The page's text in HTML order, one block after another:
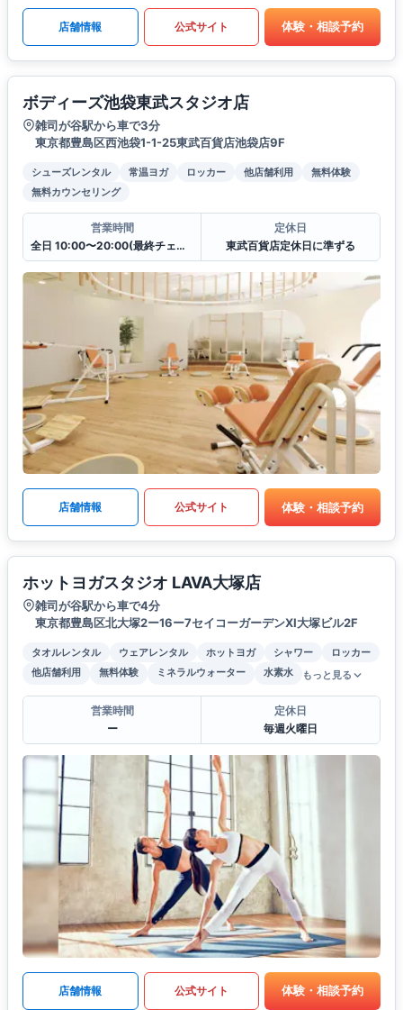
店舗情報 公式サイト 体験・相談予約
ボディーズ池袋東武スタジオ店
雑司が谷駅から車で3分
東京都豊島区西池袋1-1-25東武百貨店池袋店9F
シューズレンタル 常温ヨガ ロッカー 他店舗利用
無料体験
無料カウンセリング
営業時間
全日 10:00〜20:00(最終チェックイン19:30)
定休日
東武百貨店定休日に準ずる
店舗情報 公式サイト 体験・相談予約
ホットヨガスタジオ LAVA大塚店
雑司が谷駅から車で4分
東京都豊島区北大塚2ー16ー7セイコーガーデンXI大塚ビル2F
タオルレンタル ウェアレンタル ホットヨガ シャワー
ロッカー
他店舗利用
無料体験 ミネラルウォーター 水素水 もっと見る
営業時間
ー
定休日
毎週火曜日
店舗情報 公式サイト 体験・相談予約